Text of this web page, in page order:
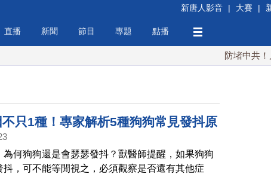
新唐人影音 | 大賽 |
直播 新聞 節目 專題 點播
防堵中共！川
只1種！專家解析5種狗狗常見發抖原
為何狗狗還是會瑟瑟發抖？獸醫師提醒，如果狗狗
抖，可不能等閒視之，必須觀察是否還有其他症